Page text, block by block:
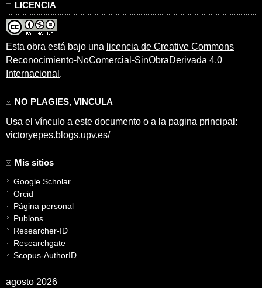
LICENCIA
Esta obra está bajo una licencia de Creative Commons
Reconocimiento-NoComercial-SinObraDerivada 4.0
Internacional .
NO PLAGIES, VINCULA
Usa el vínculo a este documento o a la pagina principal:
victoryepes.blogs.upv.es/
Mis sitios
Google Scholar
Orcid
Página personal
Publons
Researcher-ID
Researchgate
Scopus-AuthorID
agosto 2026